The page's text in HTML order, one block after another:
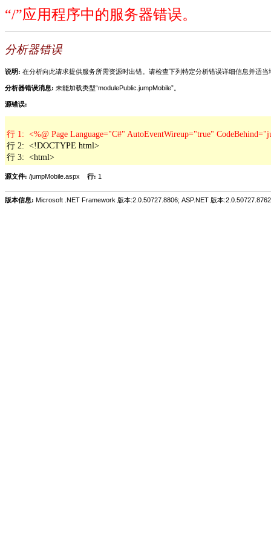
“/”应用程序中的服务器错误。
分析器错误
说明: 在分析向此请求提供服务所需资源时出错。请检查下列特定分析错误详细信息并适当
分析器错误消息: 未能加载类型“modulePublic.jumpMobile”。
源错误:
行 2:  <!DOCTYPE html>
行 3:  <html>
源文件: /jumpMobile.aspx 行: 1
版本信息: Microsoft .NET Framework 版本:2.0.50727.8806; ASP.NET 版本:2.0.50727.8762